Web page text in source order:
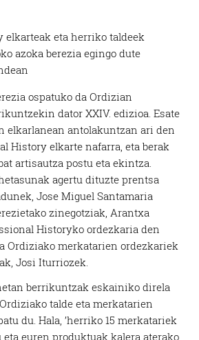
elkarteak eta herriko taldeek
azoka berezia egingo dute
ospatuko da Ordizian
dator XXIV. edizioa. Esate
elkarlanean antolakuntzan ari den
History elkarte nafarra, eta berak
artisautza postu eta ekintza.
agertu dituzte prentsa
Jose Miguel Santamaria
zinegotziak, Arantxa
Historyko ordezkaria den
Ordiziako merkatarien ordezkariek
Josi Iturriozek.
berrikuntzak eskainiko direla
talde eta merkatarien
du. Hala, ’herriko 15 merkatariek
euren produktuak kalera aterako